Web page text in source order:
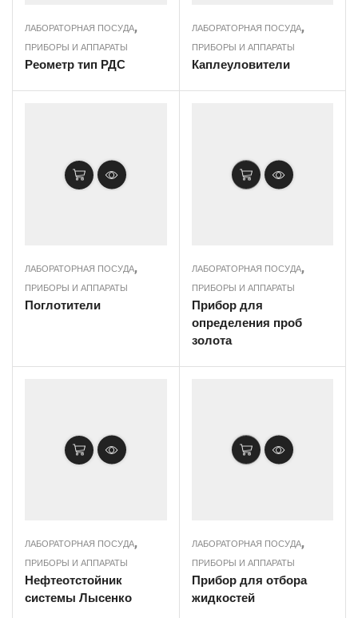
ЛАБОРАТОРНАЯ ПОСУДА,
ПРИБОРЫ И АППАРАТЫ
Реометр тип РДС
ЛАБОРАТОРНАЯ ПОСУДА,
ПРИБОРЫ И АППАРАТЫ
Каплеуловители
ЛАБОРАТОРНАЯ ПОСУДА,
ПРИБОРЫ И АППАРАТЫ
Поглотители
ЛАБОРАТОРНАЯ ПОСУДА,
ПРИБОРЫ И АППАРАТЫ
Прибор для
определения проб
золота
ЛАБОРАТОРНАЯ ПОСУДА,
ПРИБОРЫ И АППАРАТЫ
Нефтеотстойник
системы Лысенко
ЛАБОРАТОРНАЯ ПОСУДА,
ПРИБОРЫ И АППАРАТЫ
Прибор для отбора
жидкостей